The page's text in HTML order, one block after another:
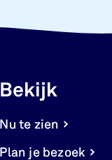
Bekijk
Nu te zien
Plan je bezoek